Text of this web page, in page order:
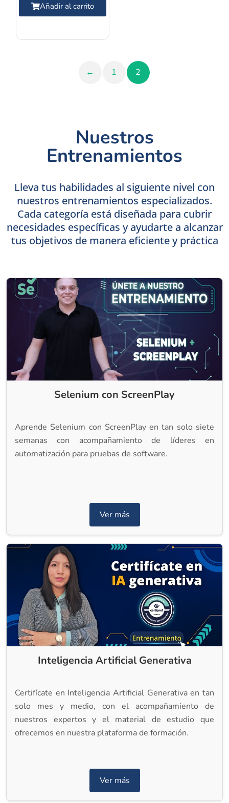
Añadir al carrito
← 1 2
Nuestros
Entrenamientos
Lleva tus habilidades al siguiente nivel con
nuestros entrenamientos especializados.
Cada categoría está diseñada para cubrir
necesidades específicas y ayudarte a alcanzar
tus objetivos de manera eficiente y práctica
Selenium con ScreenPlay
Aprende Selenium con ScreenPlay en tan solo siete
semanas con acompañamiento de líderes en
automatización para pruebas de software.
Ver más
Inteligencia Artificial Generativa
Certifícate en Inteligencia Artificial Generativa en tan
solo mes y medio, con el acompañamiento de
nuestros expertos y el material de estudio que
ofrecemos en nuestra plataforma de formación.
Ver más